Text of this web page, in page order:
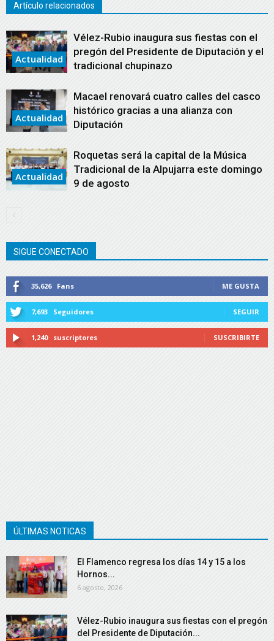
Artículo relacionados
Actualidad
Vélez-Rubio inaugura sus fiestas con el
pregón del Presidente de Diputación y el
tradicional chupinazo
Actualidad
Macael renovará cuatro calles del casco
histórico gracias a una alianza con
Diputación
Actualidad
Roquetas será la capital de la Música
Tradicional de la Alpujarra este domingo
9 de agosto
SIGUE CONECTADO
35,626 Fans ME GUSTA
7,693 Seguidores SEGUIR
1,240 suscriptores SUSCRIBIRTE
ÚLTIMAS NOTICAS
El Flamenco regresa los días 14 y 15 a los
Hornos...
6 agosto, 2026
Vélez-Rubio inaugura sus fiestas con el pregón
del Presidente de Diputación...